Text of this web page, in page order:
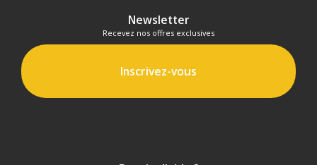
Newsletter
Recevez nos offres exclusives
Inscrivez-vous